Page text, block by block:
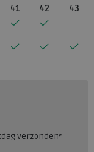
41 42
43
verzonden*